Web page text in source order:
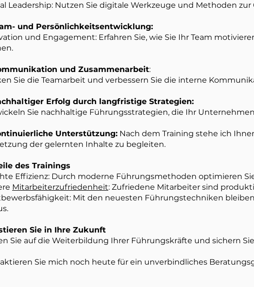
Leadership: Nutzen Sie digitale Werkzeuge und Methoden
und Persönlichkeitsentwicklung:
und Engagement: Erfahren Sie, wie Sie Ihr Team
und Zusammenarbeit:
Sie die Teamarbeit und verbessern Sie die interne
Erfolg durch langfristige Strategien:
Sie nachhaltige Führungsstrategien, die Ihr
Unterstützung: Nach dem Training stehe ich
der gelernten Inhalte zu begleiten.
des Trainings
Effizienz: Durch moderne Führungsmethoden optimieren
Mitarbeiterzufriedenheit: Zufriedene Mitarbeiter sind
Mit den neuesten Führungstechniken
Sie in Ihre Zukunft
Sie auf die Weiterbildung Ihrer Führungskräfte und sichern
Sie mich noch heute für ein unverbindliches